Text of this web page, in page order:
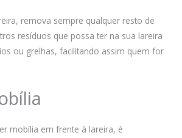
remova sempre qualquer resto de
resíduos que possa ter na sua lareira
ou grelhas, facilitando assim quem for
mobília em frente à lareira, é